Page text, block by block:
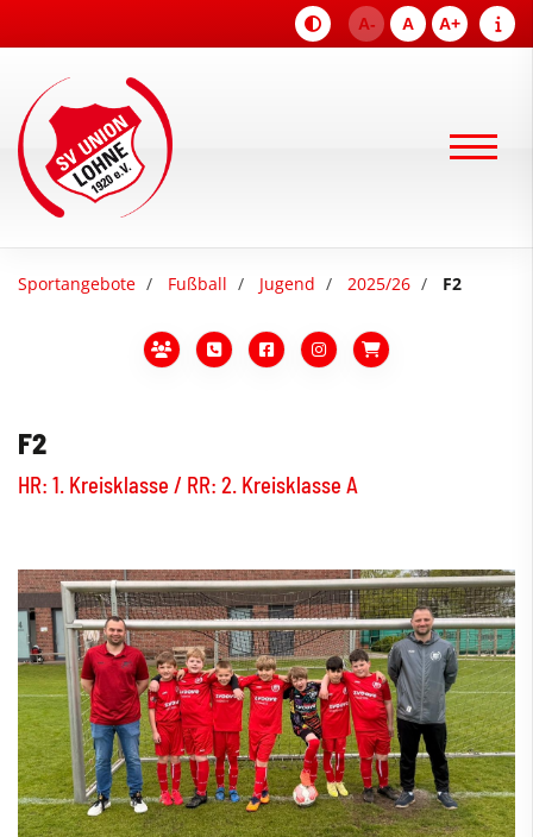
A- A A+
Sportangebote Fußball Jugend 2025/26 F2
F2
HR: 1. Kreisklasse / RR: 2. Kreisklasse A